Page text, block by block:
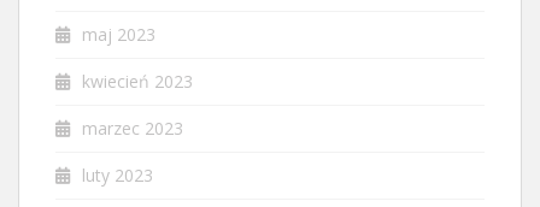
maj 2023
kwiecień 2023
marzec 2023
luty 2023